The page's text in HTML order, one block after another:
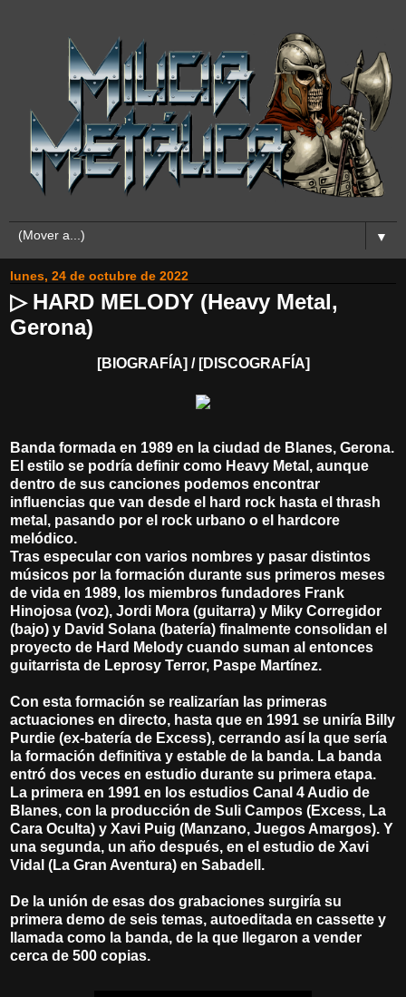
▼
lunes, 24 de octubre de 2022
▷ HARD MELODY (Heavy Metal,
Gerona)
[BIOGRAFÍA] / [DISCOGRAFÍA]
Banda formada en 1989 en la ciudad de Blanes, Gerona.
El estilo se podría definir como Heavy Metal, aunque
dentro de sus canciones podemos encontrar
influencias que van desde el hard rock hasta el thrash
metal, pasando por el rock urbano o el hardcore
melódico.
Tras especular con varios nombres y pasar distintos
músicos por la formación durante sus primeros meses
de vida en 1989, los miembros fundadores Frank
Hinojosa (voz), Jordi Mora (guitarra) y Miky Corregidor
(bajo) y David Solana (batería) finalmente consolidan el
proyecto de Hard Melody cuando suman al entonces
guitarrista de Leprosy Terror, Paspe Martínez.
Con esta formación se realizarían las primeras
actuaciones en directo, hasta que en 1991 se uniría Billy
Purdie (ex-batería de Excess), cerrando así la que sería
la formación definitiva y estable de la banda. La banda
entró dos veces en estudio durante su primera etapa.
La primera en 1991 en los estudios Canal 4 Audio de
Blanes, con la producción de Suli Campos (Excess, La
Cara Oculta) y Xavi Puig (Manzano, Juegos Amargos). Y
una segunda, un año después, en el estudio de Xavi
Vidal (La Gran Aventura) en Sabadell.
De la unión de esas dos grabaciones surgiría su
primera demo de seis temas, autoeditada en cassette y
llamada como la banda, de la que llegaron a vender
cerca de 500 copias.